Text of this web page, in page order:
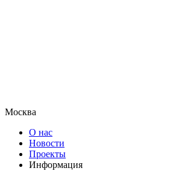
Москва
О нас
Новости
Проекты
Информация